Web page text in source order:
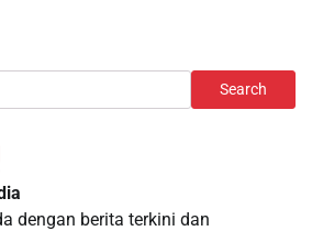
Search
dengan berita terkini dan